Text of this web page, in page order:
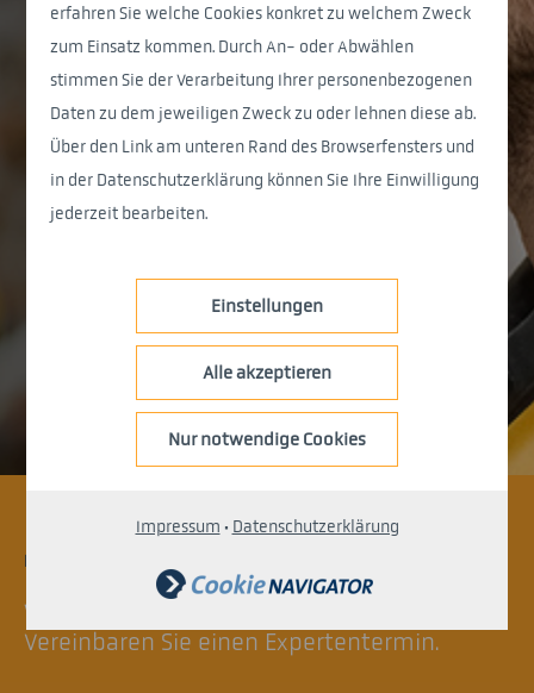
erfahren Sie welche Cookies konkret zu welchem Zweck
zum Einsatz kommen. Durch An- oder Abwählen
stimmen Sie der Verarbeitung Ihrer personenbezogenen
Daten zu dem jeweiligen Zweck zu oder lehnen diese ab.
Über den Link am unteren Rand des Browserfensters und
in der Datenschutzerklärung können Sie Ihre Einwilligung
jederzeit bearbeiten.
Einstellungen
Alle akzeptieren
Nur notwendige Cookies
Impressum · Datenschutzerklärung
bei der Einlagerung von Material ins Warehouse und bei
der Versorgung der Produktionslinien mit Material.
KONTAKT.
Wir beraten Sie gerne zu Ihrer Anwendung.
Vereinbaren Sie einen Expertentermin.